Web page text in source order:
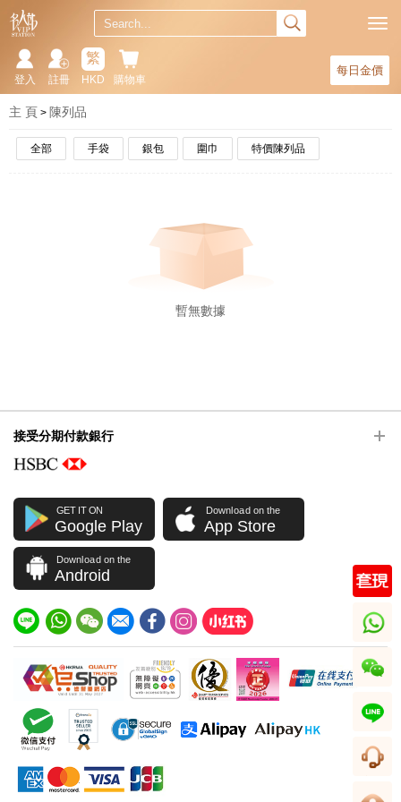
每日金價
購物車
繁
HKD
註冊
登入
主 頁 陳列品
全部 手袋 銀包 圍巾 特價陳列品
暫無數據
接受分期付款銀行
GET IT ON
Google Play
Download on the
App Store
Download on the
Android
whatsapp